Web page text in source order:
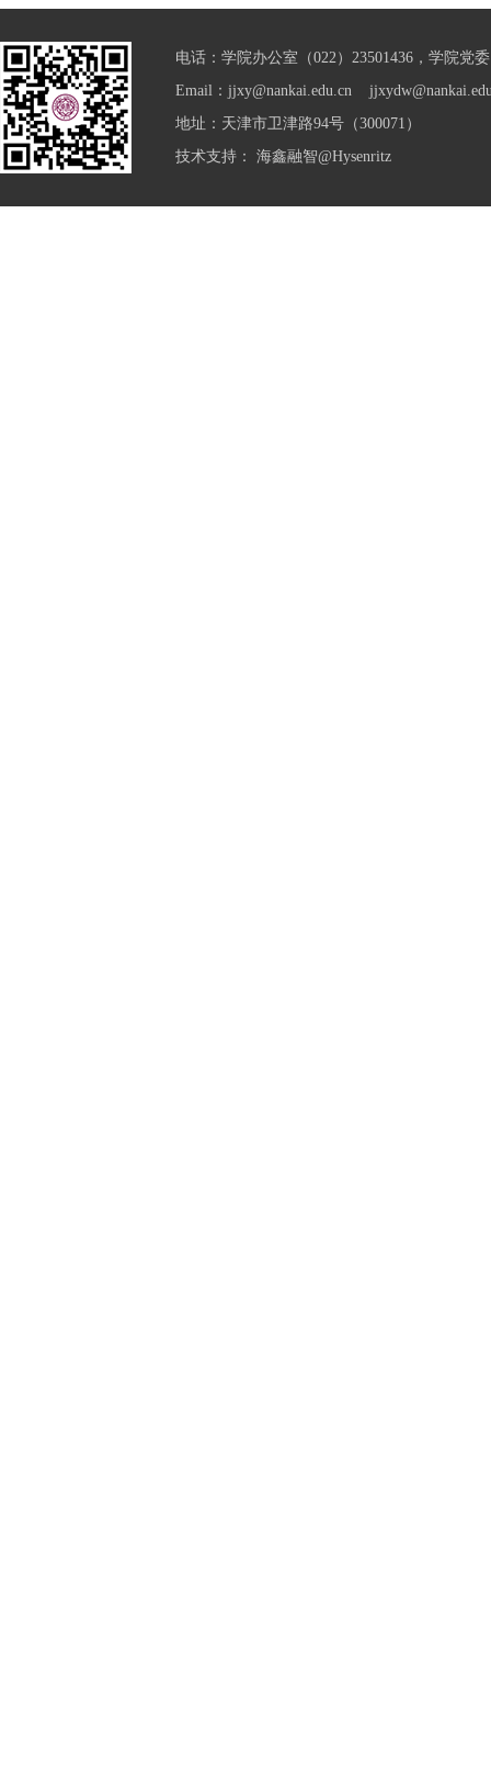
电话：学院办公室（022）23501436，学院党
Email：jjxy@nankai.edu.cn
地址：天津市卫津路94号（300071）
技术支持： 海鑫融智@Hysenritz